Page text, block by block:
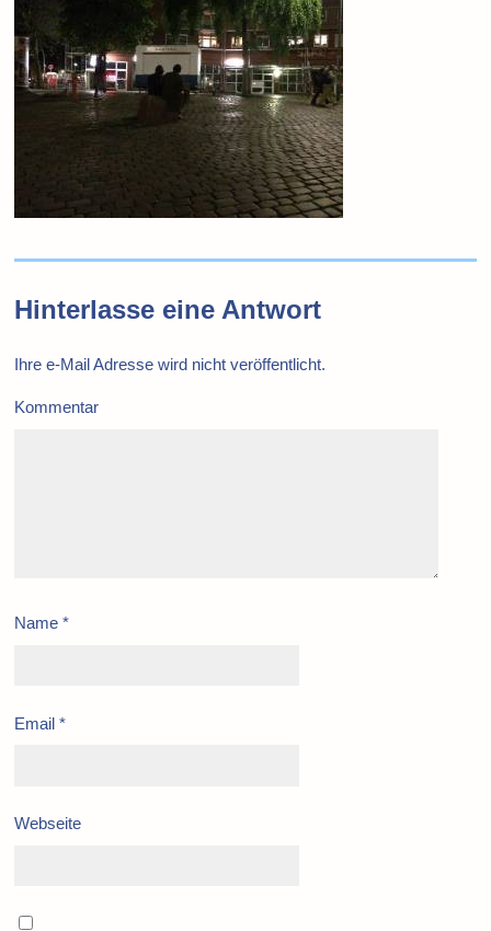
Hinterlasse eine Antwort
Ihre e-Mail Adresse wird nicht veröffentlicht.
Kommentar
Name *
Email *
Webseite